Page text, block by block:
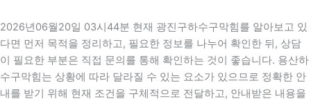
2026년06월20일 03시44분 현재 광진구하수구막힘를 알아보고 있
다면 먼저 목적을 정리하고, 필요한 정보를 나누어 확인한 뒤, 상담
이 필요한 부분은 직접 문의를 통해 확인하는 것이 좋습니다. 용산하
수구막힘는 상황에 따라 달라질 수 있는 요소가 있으므로 정확한 안
내를 받기 위해 현재 조건을 구체적으로 전달하고, 안내받은 내용을